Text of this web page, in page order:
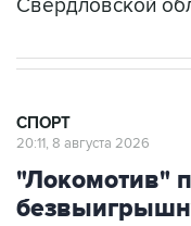
Свердловской
СПОРТ
20:11, 8 августа 2026
"Локомотив"